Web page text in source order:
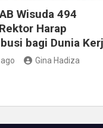
Wisuda 494
Harap
bagi Dunia
Gina Hadiza